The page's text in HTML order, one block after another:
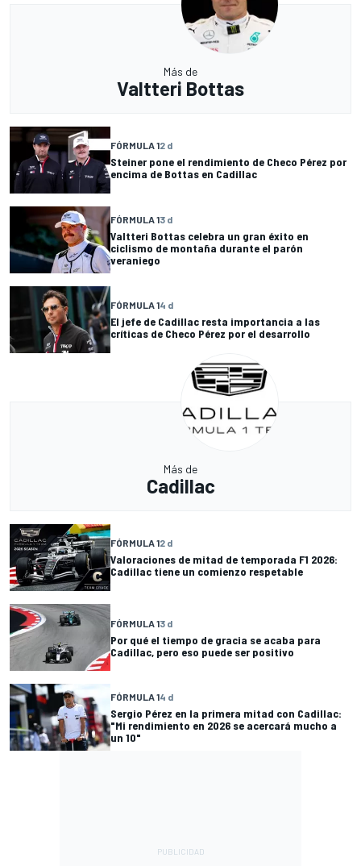
Más de
Valtteri Bottas
FÓRMULA 12 d
Steiner pone el rendimiento de Checo Pérez por
encima de Bottas en Cadillac
FÓRMULA 13 d
Valtteri Bottas celebra un gran éxito en
ciclismo de montaña durante el parón
veraniego
FÓRMULA 14 d
El jefe de Cadillac resta importancia a las
críticas de Checo Pérez por el desarrollo
Más de
Cadillac
FÓRMULA 12 d
Valoraciones de mitad de temporada F1 2026:
Cadillac tiene un comienzo respetable
FÓRMULA 13 d
Por qué el tiempo de gracia se acaba para
Cadillac, pero eso puede ser positivo
FÓRMULA 14 d
Sergio Pérez en la primera mitad con Cadillac:
"Mi rendimiento en 2026 se acercará mucho a
un 10"